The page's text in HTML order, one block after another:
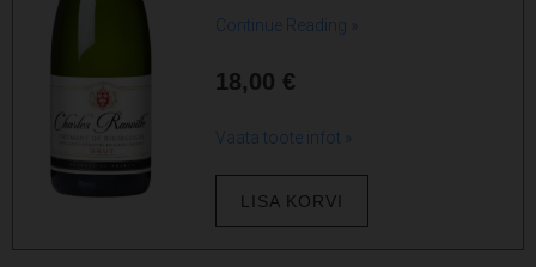
Continue Reading »
18,00 €
Vaata toote infot »
LISA KORVI